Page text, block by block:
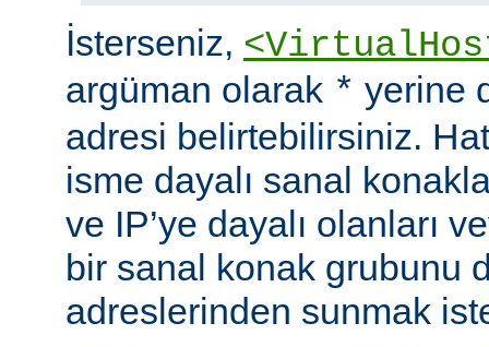
İsterseniz,
argüman olarak * yerine
adresi belirtebilirsiniz.
isme dayalı sanal
ve IP’ye dayalı olanları
bir sanal konak grubunu
adreslerinden sunmak